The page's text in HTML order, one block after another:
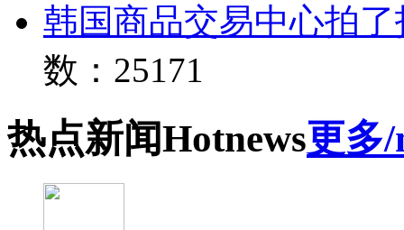
韩国商品交易中心拍
数：25171
热点新闻Hotnews更多